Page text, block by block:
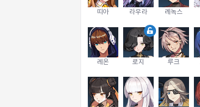
띠아 라우라 레녹스
레온 로지 루크